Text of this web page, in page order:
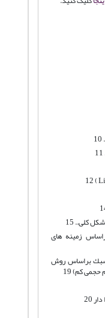
زمينه هاى
سبك براساس روش
كم) 19